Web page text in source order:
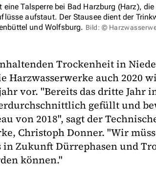
eine Talsperre bei Bad Harzburg (Harz),
aufstaut. Der Stausee dient der
und Wolfsburg. Bild: ©
Trockenheit in
Harzwasserwerke auch 2020
vor. "Bereits das dritte Jahr
gefüllt und
von 2018", sagt der
Christoph Donner. "Wir
in Zukunft Dürrephasen und
können."